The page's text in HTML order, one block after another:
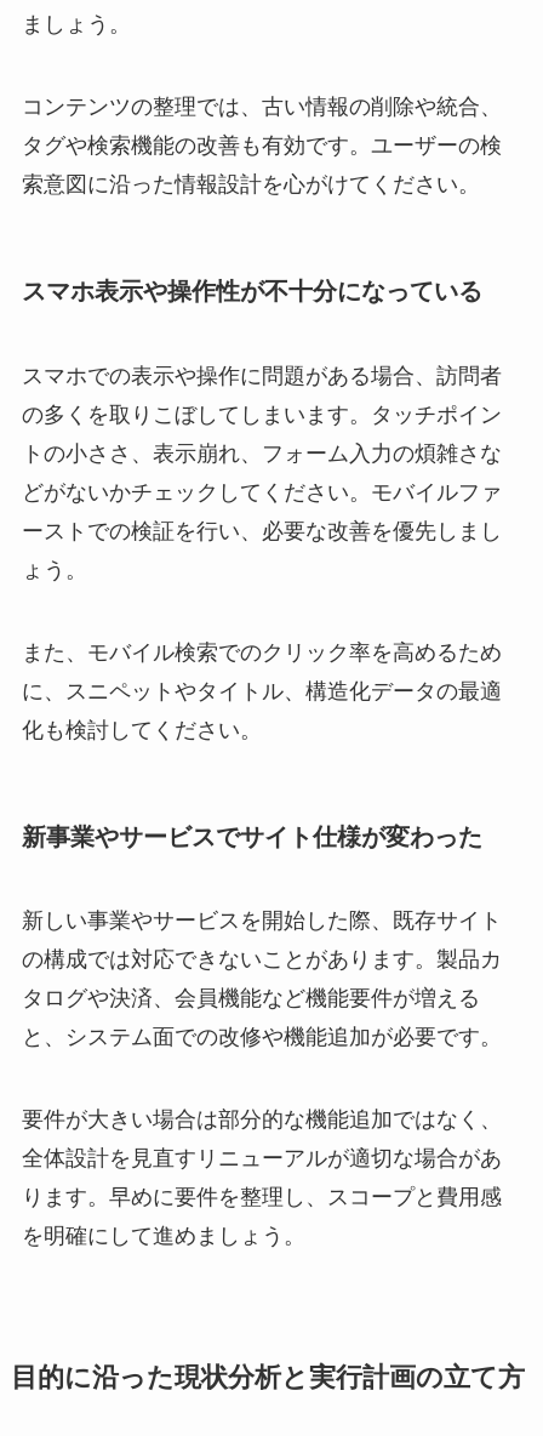
ましょう。
コンテンツの整理では、古い情報の削除や統合、
タグや検索機能の改善も有効です。ユーザーの検
索意図に沿った情報設計を心がけてください。
スマホ表示や操作性が不十分になっている
スマホでの表示や操作に問題がある場合、訪問者
の多くを取りこぼしてしまいます。タッチポイン
トの小ささ、表示崩れ、フォーム入力の煩雑さな
どがないかチェックしてください。モバイルファ
ーストでの検証を行い、必要な改善を優先しまし
ょう。
また、モバイル検索でのクリック率を高めるため
に、スニペットやタイトル、構造化データの最適
化も検討してください。
新事業やサービスでサイト仕様が変わった
新しい事業やサービスを開始した際、既存サイト
の構成では対応できないことがあります。製品カ
タログや決済、会員機能など機能要件が増える
と、システム面での改修や機能追加が必要です。
要件が大きい場合は部分的な機能追加ではなく、
全体設計を見直すリニューアルが適切な場合があ
ります。早めに要件を整理し、スコープと費用感
を明確にして進めましょう。
目的に沿った現状分析と実行計画の立て方